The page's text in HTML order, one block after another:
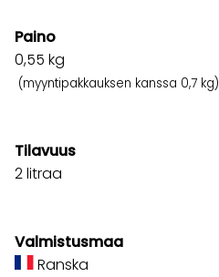
Paino
0,55 kg
(myyntipakkauksen kanssa 0,7 kg)
Tilavuus
2 litraa
Valmistusmaa
Ranska